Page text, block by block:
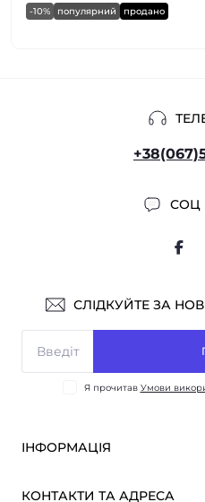
-10% популярний продано
СОЦ
СЛІДКУЙТЕ ЗА
Я прочитав Умови
ІНФОРМАЦІЯ
КОНТАКТИ ТА АДРЕСА